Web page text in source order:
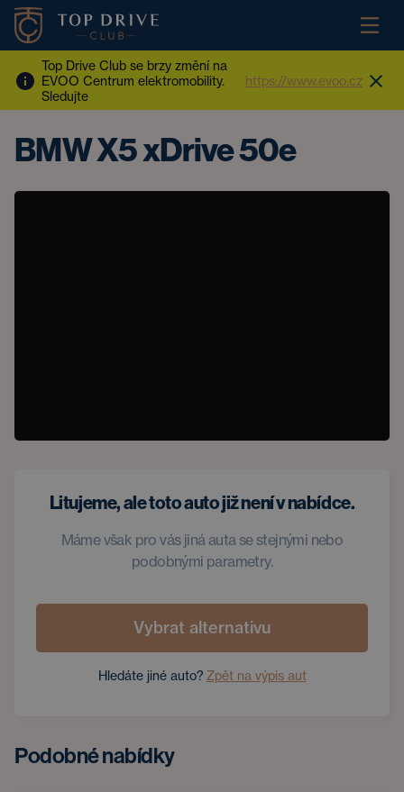
Top Drive Club se brzy změní na
EVOO Centrum elektromobility.
Sledujte
https://www.evoo.cz
BMW X5 xDrive 50e
Litujeme, ale toto auto již není v nabídce.
Máme však pro vás jiná auta se stejnými nebo
podobnými parametry.
Vybrat alternativu
Hledáte jiné auto? Zpět na výpis aut
Podobné nabídky